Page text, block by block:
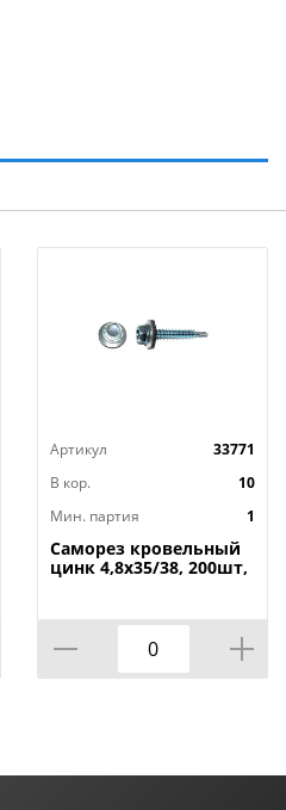
Артикул
33771
В кор.
10
Мин. партия
1
Саморез кровельный
цинк 4,8х35/38, 200шт,